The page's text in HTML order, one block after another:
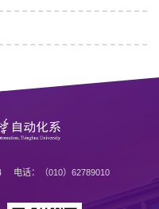
电话：（010）62789010